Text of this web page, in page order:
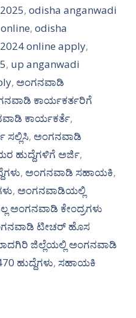
, odisha anganwadi
, odisha
online apply,
, up anganwadi
, ಅಂಗನವಾಡಿ
ಕಾರ್ಯಕರ್ತರಿಗೆ
ಕಾರ್ಯಕರ್ತೆ,
ಸಲ್ಲಿಸಿ, ಅಂಗನವಾಡಿ
ಹುದ್ದೆಗಳಿಗೆ ಅರ್ಜಿ,
, ಅಂಗನವಾಡಿ ಸಹಾಯಕಿ,
, ಅಂಗನವಾಡಿಯಲ್ಲಿ
ಅಂಗನವಾಡಿ ಕೇಂದ್ರಗಳು
ಟೀಚರ್ ಹೊಸ
ಜಿಲ್ಲೆಯಲ್ಲಿ ಅಂಗನವಾಡಿ
ಹುದ್ದೆಗಳು, ಸಹಾಯಕಿ